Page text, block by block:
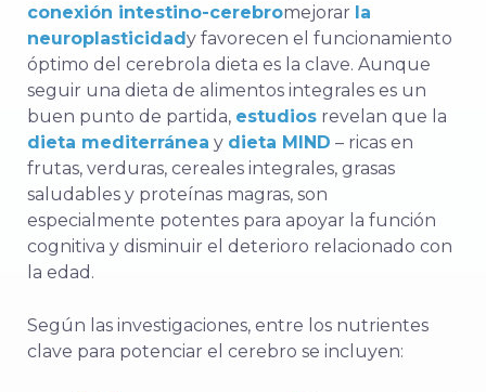
conexión intestino-cerebromejorar la
neuroplasticidady favorecen el funcionamiento
óptimo del cerebro la dieta es la clave. Aunque
seguir una dieta de alimentos integrales es un
buen punto de partida, estudios revelan que la
dieta mediterránea y dieta MIND – ricas en
frutas, verduras, cereales integrales, grasas
saludables y proteínas magras, son
especialmente potentes para apoyar la función
cognitiva y disminuir el deterioro relacionado con
la edad.
Según las investigaciones, entre los nutrientes
clave para potenciar el cerebro se incluyen: